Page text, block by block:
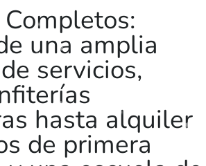
una amplia
servicios,
hasta alquiler
de primera